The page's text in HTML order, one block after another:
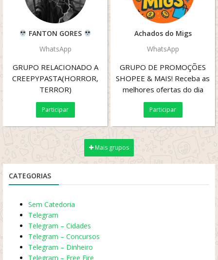
FANTON GORES
WhatsApp
GRUPO RELACIONADO A
CREEPYPASTA(HORROR,
TERROR)
Participar
Achados do Migs
WhatsApp
GRUPO DE PROMOÇÕES
SHOPEE & MAIS! Receba as
melhores ofertas do dia
direto no seu celular!
Produtos com grandes...
Participar
Mais grupos
CATEGORIAS
Sem Catedoria
Telegram
Telegram – Cidades
Telegram – Concursos
Telegram – Dinheiro
Telegram – Free Fire